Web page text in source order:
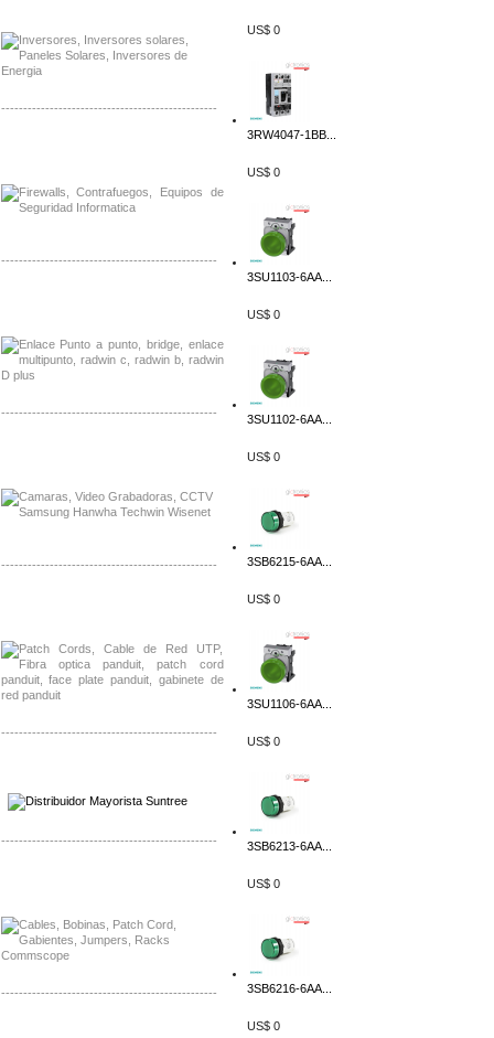
-------------------------------------------------
-------------------------------------------------
-------------------------------------------------
-------------------------------------------------
-------------------------------------------------
-------------------------------------------------
-------------------------------------------------
US$ 0
3RW4047-1BB...
US$ 0
3SU1103-6AA...
US$ 0
3SU1102-6AA...
US$ 0
3SB6215-6AA...
US$ 0
3SU1106-6AA...
US$ 0
3SB6213-6AA...
US$ 0
3SB6216-6AA...
US$ 0